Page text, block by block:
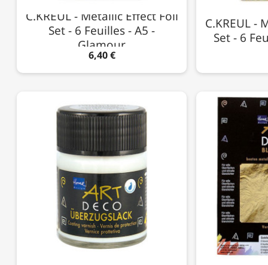
C.KREUL - Metallic Effect Foil
Set - 6 Feuilles - A5 -
Glamour
6,40 €
C.KREUL -
Set - 6